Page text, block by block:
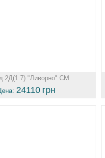
2Д(1.7) "Ливорно" СМ
24110 грн